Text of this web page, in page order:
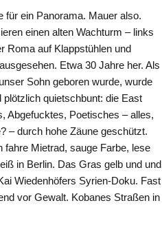
für ein Panorama. Mauer also.
einen alten Wachturm – links
Roma auf Klappstühlen und
Etwa 30 Jahre her. Als
Sohn geboren wurde, wurde
quietschbunt: die East
Abgefucktes, Poetisches – alles,
– durch hohe Zäune geschützt.
fahre Mietrad, sauge Farbe, lese
in Berlin. Das Gras gelb und und
Wiedenhöfers Syrien-Doku. Fast
vor Gewalt. Kobanes Straßen in